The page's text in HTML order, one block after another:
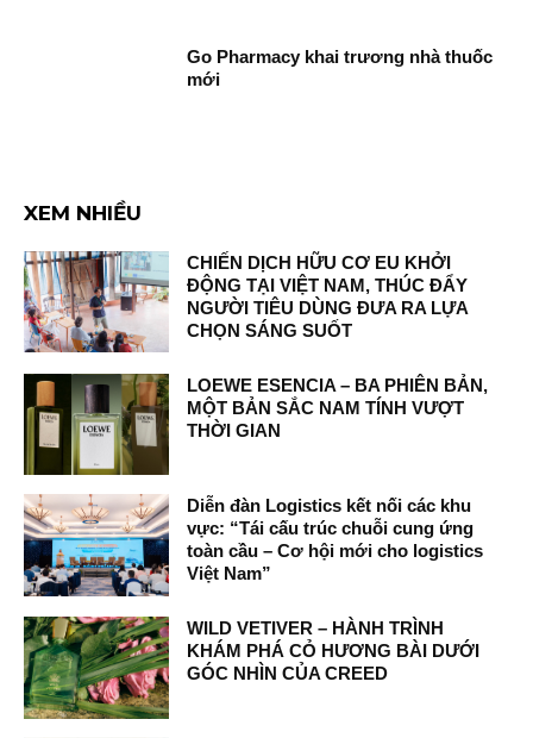
Go Pharmacy khai trương nhà thuốc
mới
XEM NHIỀU
CHIẾN DỊCH HỮU CƠ EU KHỞI
ĐỘNG TẠI VIỆT NAM, THÚC ĐẨY
NGƯỜI TIÊU DÙNG ĐƯA RA LỰA
CHỌN SÁNG SUỐT
LOEWE ESENCIA – BA PHIÊN BẢN,
MỘT BẢN SẮC NAM TÍNH VƯỢT
THỜI GIAN
Diễn đàn Logistics kết nối các khu
vực: “Tái cấu trúc chuỗi cung ứng
toàn cầu – Cơ hội mới cho logistics
Việt Nam”
WILD VETIVER – HÀNH TRÌNH
KHÁM PHÁ CỎ HƯƠNG BÀI DƯỚI
GÓC NHÌN CỦA CREED